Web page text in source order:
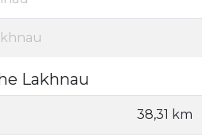
Lakhnau
38,31 km